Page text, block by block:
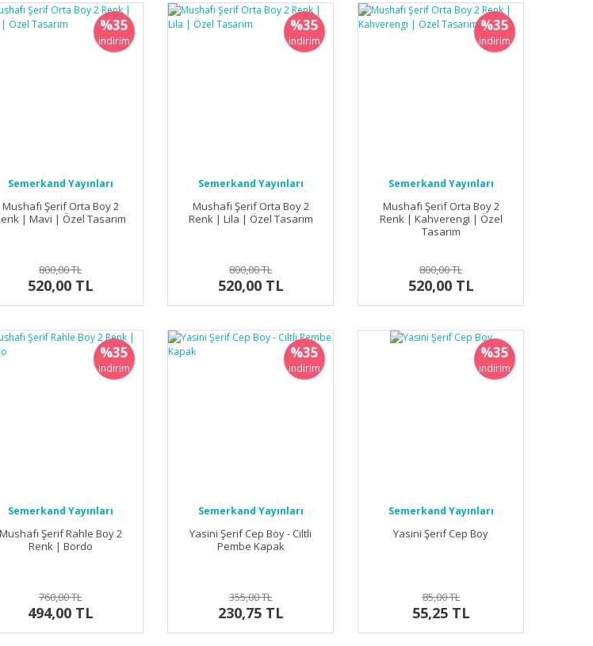
%35
indirim
Semerkand Yayınları
Mushafı Şerif Orta Boy 2
| Mavi | Özel Tasarım
800,00 TL
520,00 TL
%35
indirim
Semerkand Yayınları
Mushafı Şerif Orta Boy 2
Renk | Lila | Özel Tasarım
800,00 TL
520,00 TL
%35
indirim
Semerkand Yayınları
Mushafı Şerif Orta Boy 2
Renk | Kahverengi | Özel
Tasarım
800,00 TL
520,00 TL
%35
indirim
Semerkand Yayınları
Mushafı Şerif Rahle Boy 2
Renk | Bordo
760,00 TL
494,00 TL
%35
indirim
Semerkand Yayınları
Yasini Şerif Cep Boy - Ciltli
Pembe Kapak
355,00 TL
230,75 TL
%35
indirim
Semerkand Yayınları
Yasini Şerif Cep Boy
85,00 TL
55,25 TL